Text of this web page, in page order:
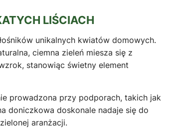
LIŚCIACH
unikalnych kwiatów domowych.
ciemna zieleń miesza się z
stanowiąc świetny element
prowadzona przy podporach, takich jak
doniczkowa doskonale nadaje się do
aranżacji.